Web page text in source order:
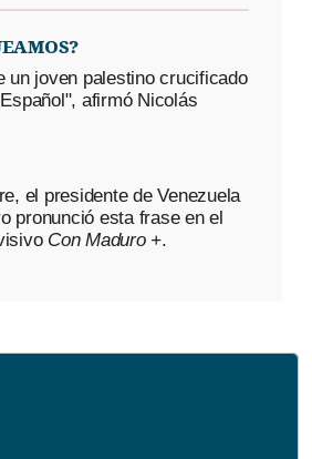
un joven palestino crucificado
afirmó Nicolás
el presidente de Venezuela
pronunció esta frase en el
Con Maduro +.